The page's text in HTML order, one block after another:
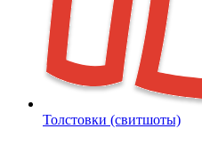
Толстовки (свитшоты)